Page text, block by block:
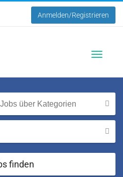
Anmelden/Registrieren
finden